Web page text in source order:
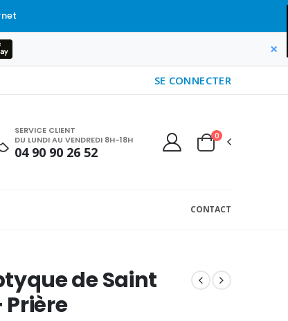
×
SE CONNECTER
SERVICE CLIENT
DU LUNDI AU VENDREDI 8H-18H
04 90 90 26 52
0
CONTACT
de Saint
Prière